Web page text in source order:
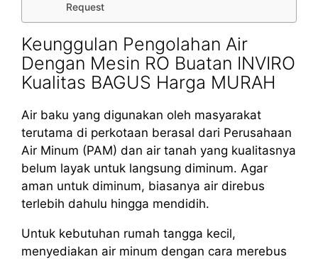
Request
Keunggulan Pengolahan Air
Dengan Mesin RO Buatan INVIRO
Kualitas BAGUS Harga MURAH
Air baku yang digunakan oleh masyarakat
terutama di perkotaan berasal dari Perusahaan
Air Minum (PAM) dan air tanah yang kualitasnya
belum layak untuk langsung diminum. Agar
aman untuk diminum, biasanya air direbus
terlebih dahulu hingga mendidih.
Untuk kebutuhan rumah tangga kecil,
menyediakan air minum dengan cara merebus